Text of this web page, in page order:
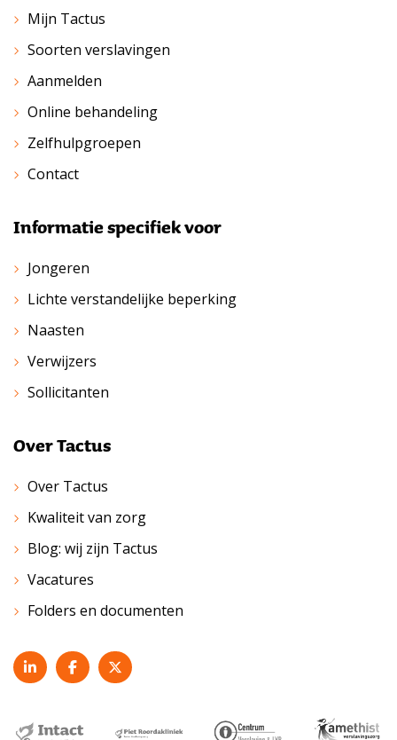
Mijn Tactus
Soorten verslavingen
Aanmelden
Online behandeling
Zelfhulpgroepen
Contact
Informatie specifiek voor
Jongeren
Lichte verstandelijke beperking
Naasten
Verwijzers
Sollicitanten
Over Tactus
Over Tactus
Kwaliteit van zorg
Blog: wij zijn Tactus
Vacatures
Folders en documenten